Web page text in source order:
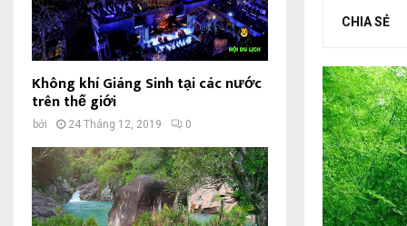
CHIA SẺ
Không khí Giáng Sinh tại các nước
trên thế giới
bởi 24 Tháng 12, 2019 0